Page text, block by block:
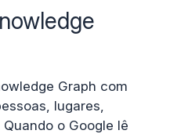
Graph com
lugares,
o Google lê